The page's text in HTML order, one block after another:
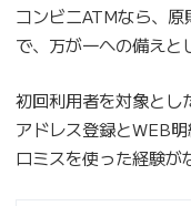
コンビニATMなら、
で、万が一への備えと
初回利用者を対象と
アドレス登録とWEB
ロミスを使った経験が